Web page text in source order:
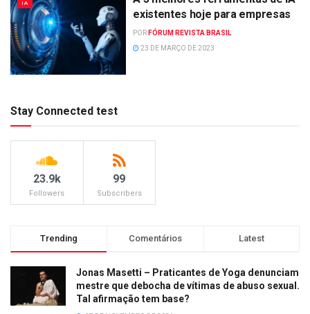
IA
existentes hoje para empresas
POR FÓRUM REVISTA BRASIL
23 DE MARÇO DE 2023
Stay Connected test
23.9k
Followers
99
Subscribers
Trending Comentários Latest
Jonas Masetti – Praticantes de Yoga denunciam
mestre que debocha de vítimas de abuso sexual.
Tal afirmação tem base?